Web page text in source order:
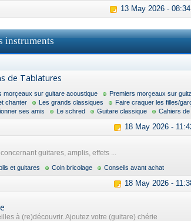
13 May 2026 - 08:34
instruments
de Tablatures
morçeaux sur guitare acoustique
Premiers morçeaux sur
chanter
Les grands classiques
Faire craquer les filles/
ses amis
Le schred Guitare classique Cahiers
18 May 2026 -
guitares, amplis, effets ...
et guitares Coin bricolage Conseils avant achat
18 May 2026 -
à (re)découvrir. Ajoutez votre (guitare) chérie